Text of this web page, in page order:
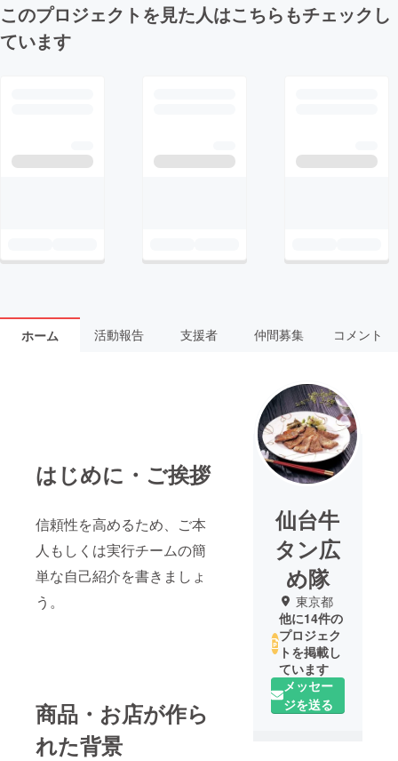
このプロジェクトを見た人はこちらもチェックし
ています
ホーム 活動報告 支援者 仲間募集 コメント
はじめに・ご挨拶
信頼性を高めるため、ご本
人もしくは実行チームの簡
単な自己紹介を書きましょ
う。
商品・お店が作ら
れた背景
仙台牛
タン広
め隊
東京都
他に14件の
プロジェク
トを掲載し
ています
メッセー
ジを送る